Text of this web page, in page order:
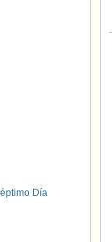
Día